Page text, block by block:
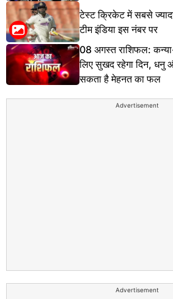
टेस्ट क्रिकेट में सबसे
टीम इंडिया इस नंबर पर
08 अगस्त राशिफल:
लिए सुखद रहेगा दिन, धनु
सकता है मेहनत का फल
Advertisement
Advertisement